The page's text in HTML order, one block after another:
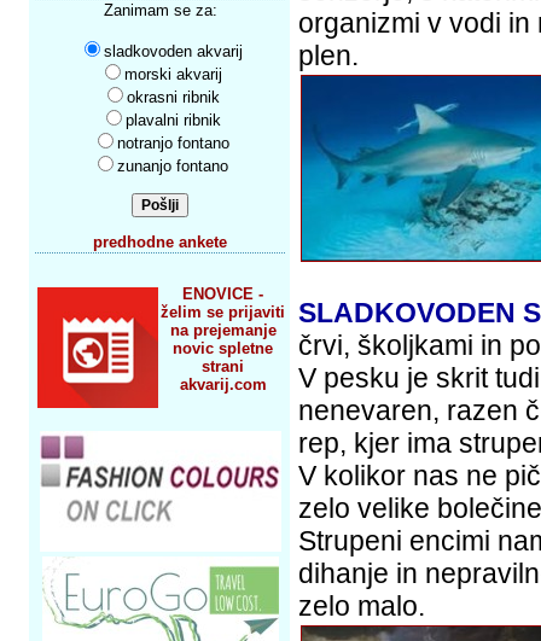
Zanimam se za:
sladkovoden akvarij
morski akvarij
okrasni ribnik
plavalni ribnik
notranjo fontano
zunanjo fontano
predhodne ankete
ENOVICE -
želim se prijaviti
na prejemanje
novic spletne
strani
akvarij.com
organizmi v vodi
plen.
SLADKOVODEN
črvi, školjkami in
V pesku je skrit
nenevaren, razen
rep, kjer ima
V kolikor nas ne
zelo velike
Strupeni encimi
dihanje in
zelo malo.